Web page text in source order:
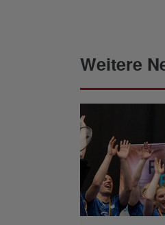
Weitere